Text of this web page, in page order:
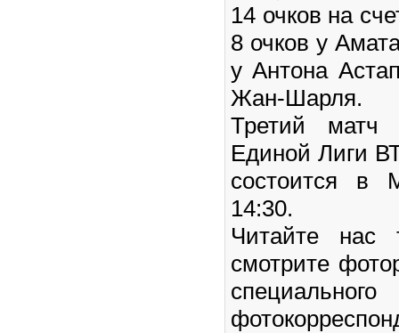
14 очков на
8 очков у
у Антона
Жан-Шарля.
Третий матч
Единой Лиги
состоится в
14:30.
Читайте
смотрите
специального